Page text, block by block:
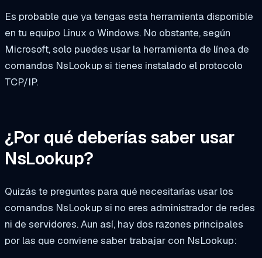
Es probable que ya tengas esta herramienta disponible
en tu equipo Linux o Windows. No obstante, según
Microsoft, solo puedes usar la herramienta de línea de
comandos NsLookup si tienes instalado el protocolo
TCP/IP.
¿Por qué deberías saber usar
NsLookup?
Quizás te preguntes para qué necesitarías usar los
comandos NsLookup si no eres administrador de redes
ni de servidores. Aun así, hay dos razones principales
por las que conviene saber trabajar con NsLookup: